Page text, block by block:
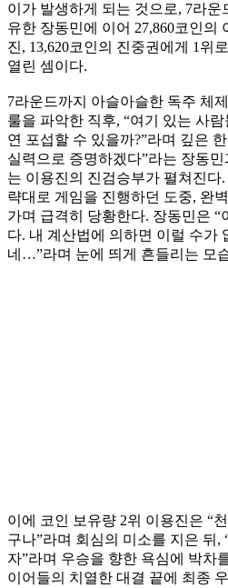
이가 발생하게 되는 것으로, 7라운
유한 장동민에 이어 27,860코인의
진, 13,620코인의 진중권에게 1위
열린 셈이다.
7라운드까지 아슬아슬한 독주 체
룰을 파악한 직후, “여기 있는 사
연 포섭할 수 있을까?”라며 깊은
실력으로 증명하겠다”라는 장동
는 이용진의 진검승부가 펼쳐진다
략대로 게임을 진행하던 도중, 완
가며 급격히 당황한다. 장동민은 “
다. 내 계산법에 의하면 이럴 수가
네…”라며 눈에 띄게 흔들리는 모
이에 코인 보유량 2위 이용진은 “
구나”라며 회심의 미소를 지은 뒤,
자”라며 우승을 향한 욕심에 박차
이어들의 치열한 대결 끝에 최종